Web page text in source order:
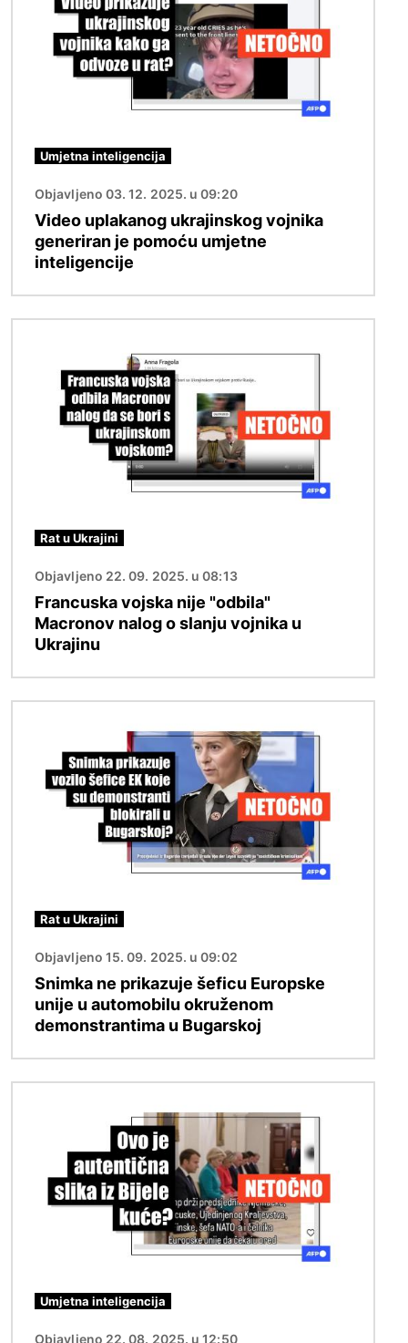
Umjetna inteligencija
Objavljeno 03. 12. 2025. u 09:20
Video uplakanog ukrajinskog vojnika
generiran je pomoću umjetne
inteligencije
Rat u Ukrajini
Objavljeno 22. 09. 2025. u 08:13
Francuska vojska nije "odbila"
Macronov nalog o slanju vojnika u
Ukrajinu
Rat u Ukrajini
Objavljeno 15. 09. 2025. u 09:02
Snimka ne prikazuje šeficu Europske
unije u automobilu okruženom
demonstrantima u Bugarskoj
Umjetna inteligencija
Objavljeno 22. 08. 2025. u 12:50